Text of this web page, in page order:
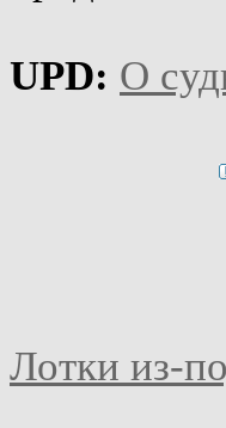
UPD: О
Лотки из-